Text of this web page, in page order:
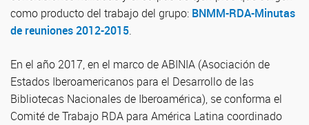
como producto del trabajo del grupo: BNMM-RDA-Minutas
de reuniones 2012-2015.
En el año 2017, en el marco de ABINIA (Asociación de
Estados Iberoamericanos para el Desarrollo de las
Bibliotecas Nacionales de Iberoamérica), se conforma el
Comité de Trabajo RDA para América Latina coordinado